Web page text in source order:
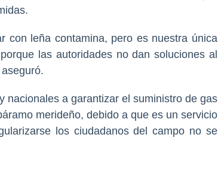
con leña contamina, pero es nuestra única
las autoridades no dan soluciones al
nacionales a garantizar el suministro de gas
merideño, debido a que es un servicio
los ciudadanos del campo no se